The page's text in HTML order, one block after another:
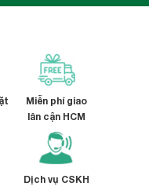
Miễn phí giao
lân cận HCM
Dịch vụ CSKH